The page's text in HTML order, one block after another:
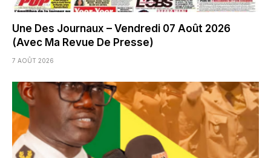
Une Des Journaux – Vendredi 07 Août 2026
(Avec Ma Revue De Presse)
7 AOÛT 2026